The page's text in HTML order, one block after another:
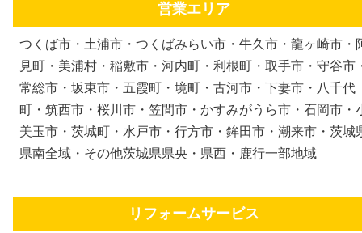
営業エリア
つくば市・土浦市・つくばみらい市・牛久市・龍ヶ崎市・
見町・美浦村・稲敷市・河内町・利根町・取手市・守谷市
常総市・坂東市・五霞町・境町・古河市・下妻市・八千代
町・筑西市・桜川市・笠間市・かすみがうら市・石岡市・
美玉市・茨城町・水戸市・行方市・鉾田市・潮来市・茨城
県南全域・その他茨城県県央・県西・鹿行一部地域
リフォームサービス